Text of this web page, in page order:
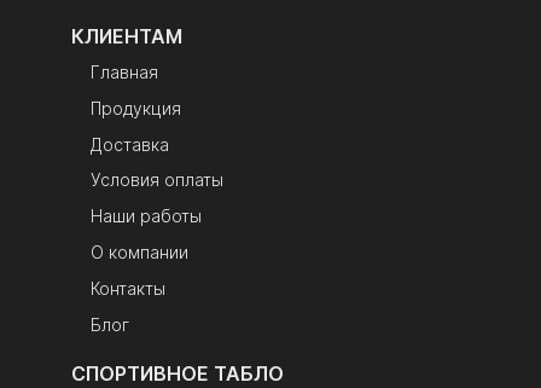
КЛИЕНТАМ
Главная
Продукция
Доставка
Условия оплаты
Наши работы
О компании
Контакты
Блог
СПОРТИВНОЕ ТАБЛО